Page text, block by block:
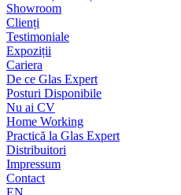
Showroom
Clienți
Testimoniale
Expoziții
Cariera
De ce Glas Expert
Posturi Disponibile
Nu ai CV
Home Working
Practică la Glas Expert
Distribuitori
Impressum
Contact
EN